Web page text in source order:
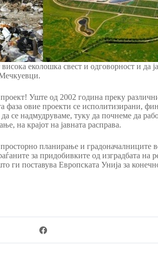
еколошка свест и одговорност и да
Уште од 2002 година преку
фаза овие проекти се исполитизирани,
се надмудруваме, туку да почнеме да
на крајот на јавната расправа.
планирање и градоначалниците
за придобивките од изградбата на
поставува Европската Унија за